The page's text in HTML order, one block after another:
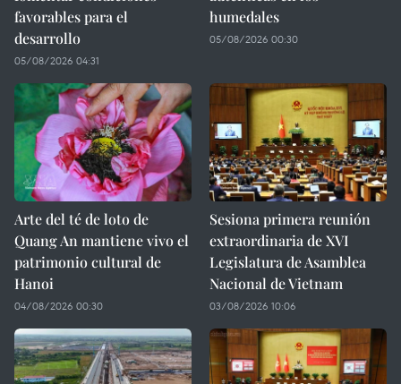
favorables para el
desarrollo
05/08/2026 04:31
humedales
05/08/2026 00:30
Arte del té de loto de
Quang An mantiene vivo el
patrimonio cultural de
Hanoi
04/08/2026 00:30
Sesiona primera reunión
extraordinaria de XVI
Legislatura de Asamblea
Nacional de Vietnam
03/08/2026 10:06